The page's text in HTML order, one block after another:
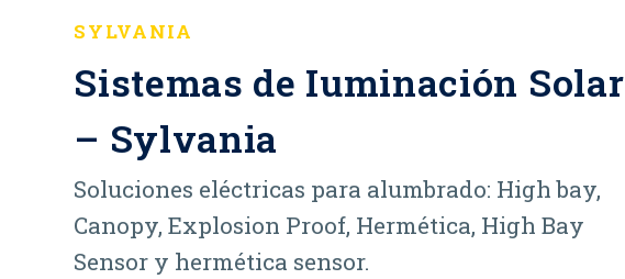
SYLVANIA
Sistemas de Iuminación Solar
– Sylvania
Soluciones eléctricas para alumbrado: High bay,
Canopy, Explosion Proof, Hermética, High Bay
Sensor y hermética sensor.